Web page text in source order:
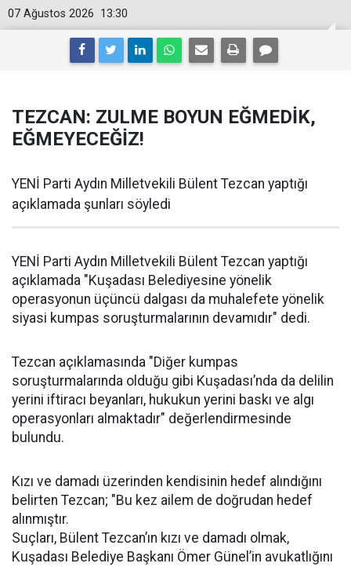
13:30
07 Ağustos 2026
TEZCAN: ZULME BOYUN EĞMEDİK,
EĞMEYECEĞİZ!
YENİ Parti Aydın Milletvekili Bülent Tezcan yaptığı
açıklamada şunları söyledi
YENİ Parti Aydın Milletvekili Bülent Tezcan yaptığı
açıklamada "Kuşadası Belediyesine yönelik
operasyonun üçüncü dalgası da muhalefete yönelik
siyasi kumpas soruşturmalarının devamıdır" dedi.
Tezcan açıklamasında "Diğer kumpas
soruşturmalarında olduğu gibi Kuşadası’nda da delilin
yerini iftiracı beyanları, hukukun yerini baskı ve algı
operasyonları almaktadır" değerlendirmesinde
bulundu.
Kızı ve damadı üzerinden kendisinin hedef alındığını
belirten Tezcan; "Bu kez ailem de doğrudan hedef
alınmıştır.
Suçları, Bülent Tezcan’ın kızı ve damadı olmak,
Kuşadası Belediye Başkanı Ömer Günel’in avukatlığını